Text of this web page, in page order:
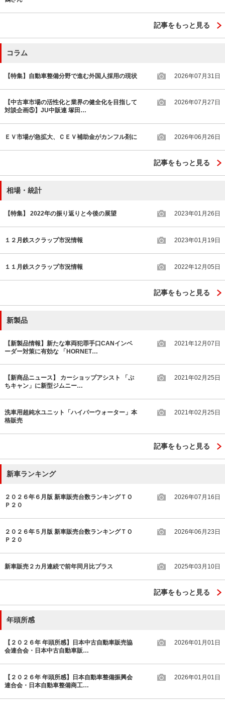
記事をもっと見る
コラム
【特集】自動車整備分野で進む外国人採用の現状 2026年07月31日
【中古車市場の活性化と業界の健全化を目指して
対談企画⑤】JU中販連 塚田…
2026年07月27日
ＥＶ市場が急拡大、ＣＥＶ補助金がカンフル剤に 2026年06月26日
記事をもっと見る
相場・統計
【特集】 2022年の振り返りと今後の展望 2023年01月26日
１２月鉄スクラップ市況情報 2023年01月19日
１１月鉄スクラップ市況情報 2022年12月05日
記事をもっと見る
新製品
【新製品情報】新たな車両犯罪手口CANインベ
ーダー対策に有効な 「HORNET…
2021年12月07日
【新商品ニュース】 カーショップアシスト 「ぷ
ちキャン」に新型ジムニー…
2021年02月25日
洗車用超純水ユニット「ハイパーウォーター」本
格販売
2021年02月25日
記事をもっと見る
新車ランキング
２０２６年６月版 新車販売台数ランキングＴＯ
Ｐ２０
2026年07月16日
２０２６年５月版 新車販売台数ランキングＴＯ
Ｐ２０
2026年06月23日
新車販売２カ月連続で前年同月比プラス 2025年03月10日
記事をもっと見る
年頭所感
【２０２６年 年頭所感】日本中古自動車販売協
会連合会・日本中古自動車販…
2026年01月01日
【２０２６年 年頭所感】日本自動車整備振興会
連合会・日本自動車整備商工…
2026年01月01日